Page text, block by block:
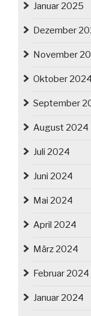
Januar 2025
Dezember
November
Oktober 2024
September
August 2024
Juli 2024
Juni 2024
Mai 2024
April 2024
März 2024
Februar 2024
Januar 2024